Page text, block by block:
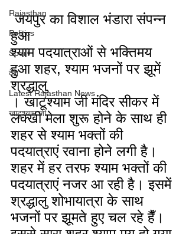
Rajasthan
Politics
Sport
देश
Latest Rajasthan News
खाटूश्याम जी
जयपुर का विशाल भंडारा संपन्न
हुआ
श्याम पदयात्राओं से भक्तिमय
हुआ शहर, श्याम भजनों पर झूमें
श्रद्धालु
। खाटूश्याम जी मंदिर सीकर में
लक्खी मेला शुरू होने के साथ ही
शहर से श्याम भक्तों की
पदयात्राएं रवाना होने लगी है।
शहर में हर तरफ श्याम भक्तों की
पदयात्राएं नजर आ रही है। इसमें
श्रद्धालु शोभायात्रा के साथ
भजनों पर झूमते हुए चल रहे हैँ।